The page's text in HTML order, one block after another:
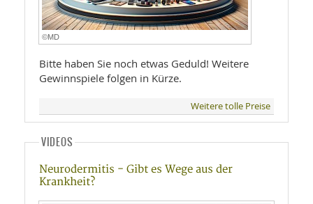
©MD
Bitte haben Sie noch etwas Geduld! Weitere
Gewinnspiele folgen in Kürze.
Weitere tolle Preise
VIDEOS
Neurodermitis - Gibt es Wege aus der
Krankheit?